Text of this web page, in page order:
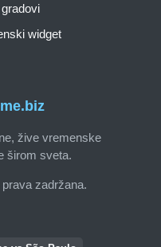
žive vremenske
širom sveta.
zadržana.
widget